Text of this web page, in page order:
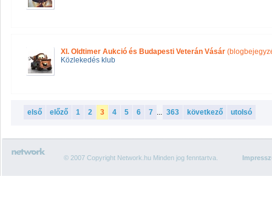
XI. Oldtimer Aukció és Budapesti Veterán Vásár
Közlekedés klub
első előző 1 2 3 4 5 6 7 ... 363 következő utolsó
© 2007 Copyright Network.hu Minden jog fenntartva.